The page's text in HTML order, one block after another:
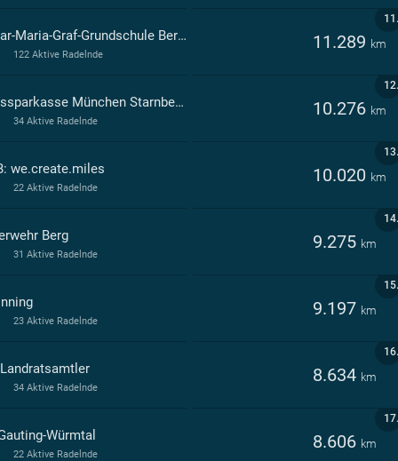
11.
Oskar-Maria-Graf-Grundschule Berg in Aufkirchen Berg 11.289 km
122 Aktive Radelnde
12.
Kreissparkasse München Starnberg Ebersberg 10.276 km
34 Aktive Radelnde
13.
we.create.miles 10.020 km
22 Aktive Radelnde
14.
Berg 9.275 km
31 Aktive Radelnde
15.
9.197 km
23 Aktive Radelnde
16.
8.634 km
34 Aktive Radelnde
17.
Würmtal 8.606 km
22 Aktive Radelnde